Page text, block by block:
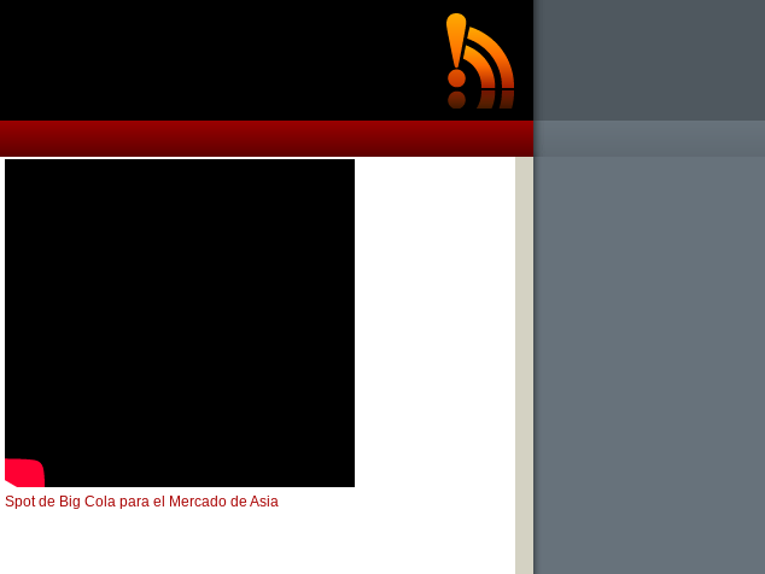
Spot de Big Cola para el Mercado de Asia